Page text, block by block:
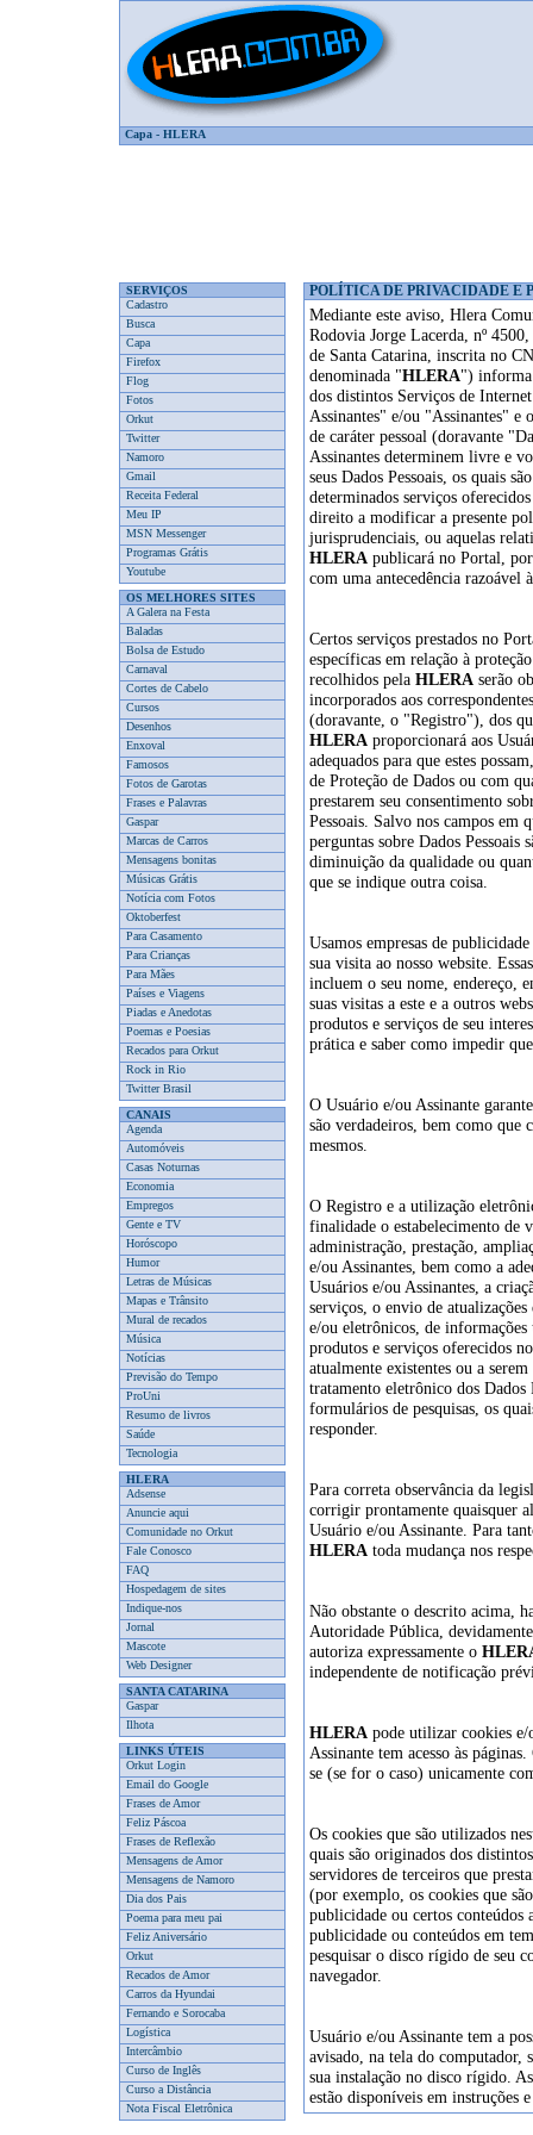
Capa - HLERA
SERVIÇOS
Cadastro
Busca
Capa
Firefox
Flog
Fotos
Orkut
Twitter
Namoro
Gmail
Receita Federal
Meu IP
MSN Messenger
Programas Grátis
Youtube
OS MELHORES SITES
A Galera na Festa
Baladas
Bolsa de Estudo
Carnaval
Cortes de Cabelo
Cursos
Desenhos
Enxoval
Famosos
Fotos de Garotas
Frases e Palavras
Gaspar
Marcas de Carros
Mensagens bonitas
Músicas Grátis
Notícia com Fotos
Oktoberfest
Para Casamento
Para Crianças
Para Mães
Países e Viagens
Piadas e Anedotas
Poemas e Poesias
Recados para Orkut
Rock in Rio
Twitter Brasil
CANAIS
Agenda
Automóveis
Casas Noturnas
Economia
Empregos
Gente e TV
Horóscopo
Humor
Letras de Músicas
Mapas e Trânsito
Mural de recados
Música
Notícias
Previsão do Tempo
ProUni
Resumo de livros
Saúde
Tecnologia
HLERA
Adsense
Anuncie aqui
Comunidade no Orkut
Fale Conosco
FAQ
Hospedagem de sites
Indique-nos
Jornal
Mascote
Web Designer
SANTA CATARINA
Gaspar
Ilhota
LINKS ÚTEIS
Orkut Login
Email do Google
Frases de Amor
Feliz Páscoa
Frases de Reflexão
Mensagens de Amor
Mensagens de Namoro
Dia dos Pais
Poema para meu pai
Feliz Aniversário
Orkut
Recados de Amor
Carros da Hyundai
Fernando e Sorocaba
Logística
Intercâmbio
Curso de Inglês
Curso a Distância
Nota Fiscal Eletrônica
POLÍTICA DE PRIVACIDADE E
Mediante este aviso, Hlera
Rodovia Jorge Lacerda, nº
de Santa Catarina, inscrita no
denominada "HLERA") informa
dos distintos Serviços de
Assinantes" e/ou "Assinantes" e
de caráter pessoal (doravante
Assinantes determinem livre e
seus Dados Pessoais, os quais
determinados serviços
direito a modificar a presente
jurisprudenciais, ou aquelas
HLERA publicará no Portal,
com uma antecedência razoável
Certos serviços prestados no
específicas em relação à
recolhidos pela HLERA serão
incorporados aos
(doravante, o "Registro"), dos
HLERA proporcionará aos
adequados para que estes
de Proteção de Dados ou com
prestarem seu consentimento
Pessoais. Salvo nos campos em
perguntas sobre Dados
diminuição da qualidade ou
que se indique outra coisa.
Usamos empresas de
sua visita ao nosso website.
incluem o seu nome, endereço,
suas visitas a este e a outros
produtos e serviços de seu
prática e saber como impedir
O Usuário e/ou Assinante
são verdadeiros, bem como que
mesmos.
O Registro e a utilização
finalidade o estabelecimento de
administração, prestação,
e/ou Assinantes, bem como a
Usuários e/ou Assinantes, a
serviços, o envio de
e/ou eletrônicos, de
produtos e serviços oferecidos
atualmente existentes ou a
tratamento eletrônico dos
formulários de pesquisas, os
responder.
Para correta observância da
corrigir prontamente quaisquer
Usuário e/ou Assinante. Para
HLERA toda mudança nos
Não obstante o descrito acima,
Autoridade Pública,
autoriza expressamente o
independente de notificação
HLERA pode utilizar cookies e/
Assinante tem acesso às
se (se for o caso) unicamente
Os cookies que são utilizados
quais são originados dos
servidores de terceiros que
(por exemplo, os cookies que
publicidade ou certos conteúdos
publicidade ou conteúdos em
pesquisar o disco rígido de seu
navegador.
Usuário e/ou Assinante tem a
avisado, na tela do computador,
sua instalação no disco rígido.
estão disponíveis em instruções